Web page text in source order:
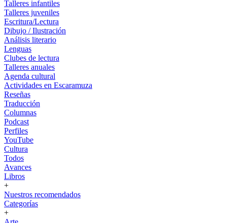
Talleres infantiles
Talleres juveniles
Escritura/Lectura
Dibujo / Ilustración
Análisis literario
Lenguas
Clubes de lectura
Talleres anuales
Agenda cultural
Actividades en Escaramuza
Reseñas
Traducción
Columnas
Podcast
Perfiles
YouTube
Cultura
Todos
Avances
Libros
+
Nuestros recomendados
Categorías
+